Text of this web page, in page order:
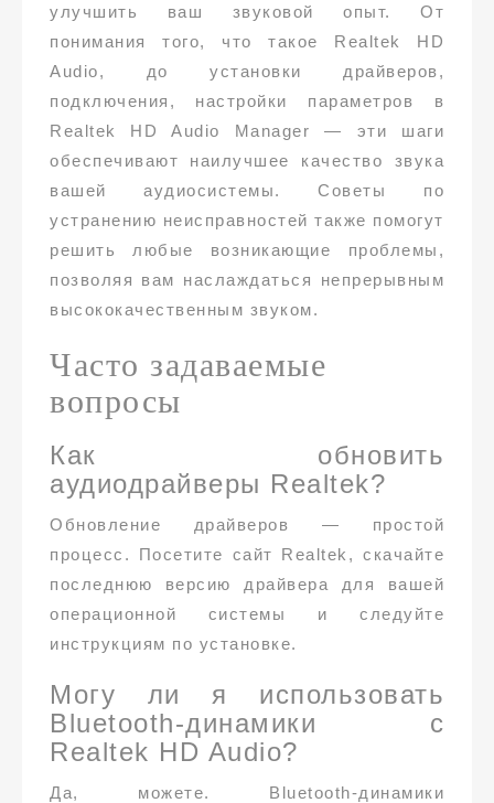
улучшить ваш звуковой опыт. От
понимания того, что такое Realtek HD
Audio, до установки драйверов,
подключения, настройки параметров в
Realtek HD Audio Manager — эти шаги
обеспечивают наилучшее качество звука
вашей аудиосистемы. Советы по
устранению неисправностей также помогут
решить любые возникающие проблемы,
позволяя вам наслаждаться непрерывным
высококачественным звуком.
Часто задаваемые
вопросы
Как обновить
аудиодрайверы Realtek?
Обновление драйверов — простой
процесс. Посетите сайт Realtek, скачайте
последнюю версию драйвера для вашей
операционной системы и следуйте
инструкциям по установке.
Могу ли я использовать
Bluetooth-динамики с
Realtek HD Audio?
Да, можете. Bluetooth-динамики